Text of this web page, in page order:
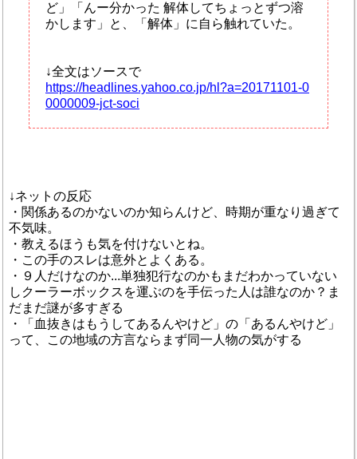
ど」「んー分かった 解体してちょっとずつ溶
かします」と、「解体」に自ら触れていた。
↓全文はソースで
https://headlines.yahoo.co.jp/hl?a=20171101-0
0000009-jct-soci
↓ネットの反応
・関係あるのかないのか知らんけど、時期が重なり過ぎて
不気味。
・教えるほうも気を付けないとね。
・この手のスレは意外とよくある。
・９人だけなのか...単独犯行なのかもまだわかっていない
しクーラーボックスを運ぶのを手伝った人は誰なのか？ま
だまだ謎が多すぎる
・「血抜きはもうしてあるんやけど」の「あるんやけど」
って、この地域の方言ならまず同一人物の気がする